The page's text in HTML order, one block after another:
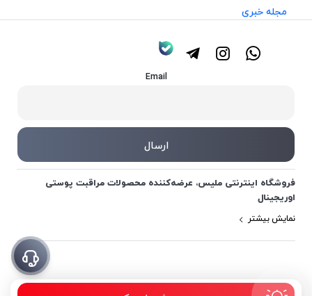
مجله خبری
Email
فروشگاه اینترنتی ملیس، عرضه‌کننده محصولات مراقبت پوستی
اوریجینال
نمایش بیشتر